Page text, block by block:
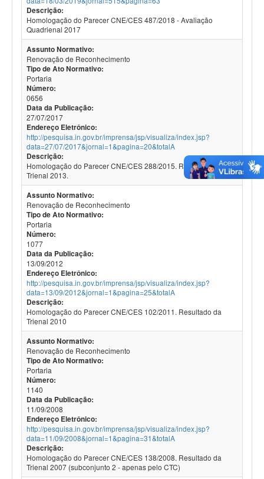
Descrição:
Homologação do Parecer CNE/CES 487/2018 - Avaliação
Quadrienal 2017
Assunto Normativo:
Renovação de Reconhecimento
Tipo de Ato Normativo:
Portaria
Número:
0656
Data da Publicação:
27/07/2017
Endereço Eletrônico:
http://pesquisa.in.gov.br/imprensa/jsp/visualiza/index.jsp?
data=27/07/2017&jornal=1&pagina=20&totalA
Descrição:
Homologação do Parecer CNE/CES 288/2015. Resultado da
Trienal 2013.
Assunto Normativo:
Renovação de Reconhecimento
Tipo de Ato Normativo:
Portaria
Número:
1077
Data da Publicação:
13/09/2012
Endereço Eletrônico:
http://pesquisa.in.gov.br/imprensa/jsp/visualiza/index.jsp?
data=13/09/2012&jornal=1&pagina=25&totalA
Descrição:
Homologação do Parecer CNE/CES 102/2011. Resultado da
Trienal 2010
Assunto Normativo:
Renovação de Reconhecimento
Tipo de Ato Normativo:
Portaria
Número:
1140
Data da Publicação:
11/09/2008
Endereço Eletrônico:
http://pesquisa.in.gov.br/imprensa/jsp/visualiza/index.jsp?
data=11/09/2008&jornal=1&pagina=31&totalA
Descrição:
Homologação do Parecer CNE/CES 138/2008. Resultado da
Trienal 2007 (subconjunto 2 - apenas pelo CTC)